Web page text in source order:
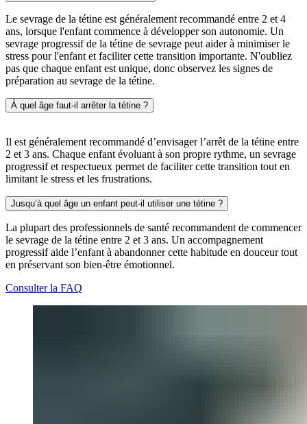
Le sevrage de la tétine est généralement recommandé entre 2 et 4
ans, lorsque l'enfant commence à développer son autonomie. Un
sevrage progressif de la tétine de sevrage peut aider à minimiser le
stress pour l'enfant et faciliter cette transition importante. N'oubliez
pas que chaque enfant est unique, donc observez les signes de
préparation au sevrage de la tétine.
À quel âge faut-il arrêter la tétine ?
Il est généralement recommandé d’envisager l’arrêt de la tétine entre
2 et 3 ans. Chaque enfant évoluant à son propre rythme, un sevrage
progressif et respectueux permet de faciliter cette transition tout en
limitant le stress et les frustrations.
Jusqu’à quel âge un enfant peut-il utiliser une tétine ?
La plupart des professionnels de santé recommandent de commencer
le sevrage de la tétine entre 2 et 3 ans. Un accompagnement
progressif aide l’enfant à abandonner cette habitude en douceur tout
en préservant son bien-être émotionnel.
Consulter la FAQ